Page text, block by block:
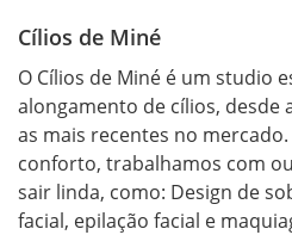
Cílios de Miné
O Cílios de Miné é um studio
alongamento de cílios, desde
as mais recentes no
conforto, trabalhamos com
sair linda, como: Design de
facial, epilação facial e